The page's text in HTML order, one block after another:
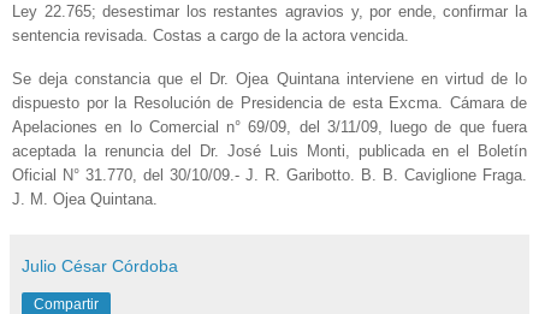
Ley 22.765; desestimar los restantes agravios y, por ende, confirmar la
sentencia revisada. Costas a cargo de la actora vencida.
Se deja constancia que el Dr. Ojea Quintana interviene en virtud de lo
dispuesto por la Resolución de Presidencia de esta Excma. Cámara de
Apelaciones en lo Comercial n° 69/09, del 3/11/09, luego de que fuera
aceptada la renuncia del Dr. José Luis Monti, publicada en el Boletín
Oficial N° 31.770, del 30/10/09.- J. R. Garibotto. B. B. Caviglione Fraga.
J. M. Ojea Quintana.
Julio César Córdoba
Compartir